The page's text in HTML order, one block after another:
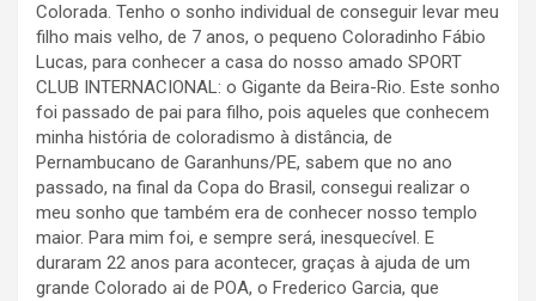
Colorada. Tenho o sonho individual de conseguir levar meu
filho mais velho, de 7 anos, o pequeno Coloradinho Fábio
Lucas, para conhecer a casa do nosso amado SPORT
CLUB INTERNACIONAL: o Gigante da Beira-Rio. Este sonho
foi passado de pai para filho, pois aqueles que conhecem
minha história de coloradismo à distância, de
Pernambucano de Garanhuns/PE, sabem que no ano
passado, na final da Copa do Brasil, consegui realizar o
meu sonho que também era de conhecer nosso templo
maior. Para mim foi, e sempre será, inesquecível. E
duraram 22 anos para acontecer, graças à ajuda de um
grande Colorado ai de POA, o Frederico Garcia, que